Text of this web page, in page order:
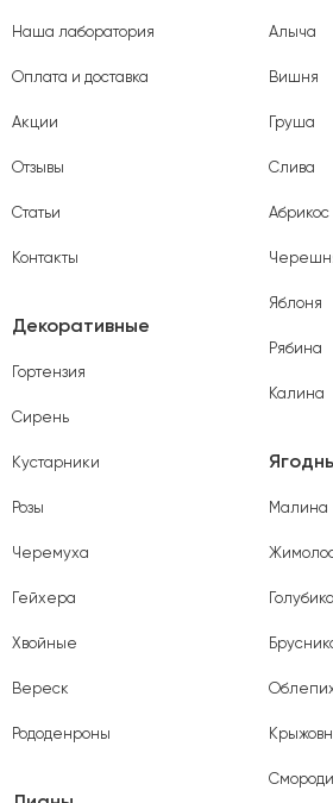
Наша лаборатория
Оплата и доставка
Акции
Отзывы
Статьи
Контакты
Алыча
Вишня
Груша
Слива
Абрикос
Яблоня
Рябина
Калина
Декоративные
Гортензия
Сирень
Кустарники
Розы
Черемуха
Гейхера
Хвойные
Вереск
Рододенроны
Малина
Голубика